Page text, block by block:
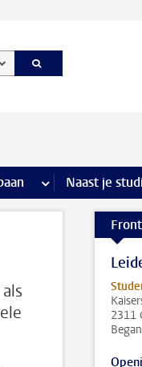
pagina’s
meer Stage &
Naast je
2311